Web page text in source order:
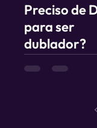
Preciso de
para ser
dublador?